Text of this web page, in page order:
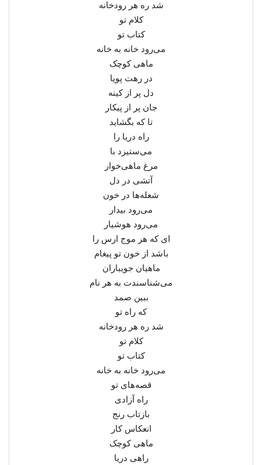
شد ره هر رودخانه
کلام تو
کتاب تو
می‌رود خانه به خانه
ماهی کوچک
در رهت پویا
دل پر از کینه
جان پر از پیکار
تا که بگشاید
راه دریا را
می‌ستیزد با
مرغ ماهی‌خوار
آتشی در دل
شعله‌ها در خون
می‌رود بیدار
می‌رود هوشیار
ای که هر موج ارس را
باشد از خون تو پیغام
ماهیان جویباران
می‌شناسندت به هر نام
ببین صمد
که راه تو
شد ره هر رودخانه
کلام تو
کتاب تو
می‌رود خانه به خانه
قصه‌های تو
راه آزادی
بازتاب رنج
انعکاس کار
ماهی کوچک
راهی دریا